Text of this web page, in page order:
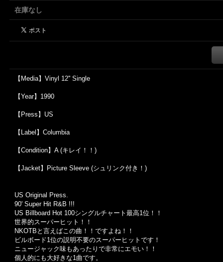
在庫なし
【Media】Vinyl 12'' Single
【Year】1990
【Press】US
【Label】Columbia
【Condition】A (キレイ！！)
【Jacket】Picture Sleeve (シュリンク付き！)
US Original Press.
90' Super Hit R&B !!!
US Billboard Hot 100シングルチャート最高1位！！
世界的スーパーヒット！！
NKOTBと言えばこの曲！！ですよね！！
ビルボード1位の説明不要のスーパーヒットです！
ニュージャック味もあったりで非常にエモい！！
個人的にも大好きな1曲です。